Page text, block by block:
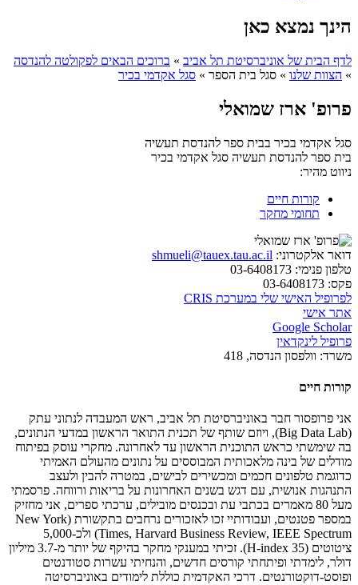
הינך נמצא כאן
לדף הבית של אוניברסיטת תל אביב » ברוכים הבאים לפקולטה להנדסה
» הצוות שלנו » סגל בית הספר » סגל אקדמי בכיר
פרופ' ארז שמואלי
סגל אקדמי בכיר בבית ספר להנדסת תעשיה
בית ספר להנדסת תעשיה סגל אקדמי בכיר
ניווט מהיר:
קורות חיים
תחומי מחקר
דואר אלקטרוני: shmueli@tauex.tau.ac.il
טלפון פנימי:
פקס:
לפרופיל האישי שלי במערכת CRIS
אתר אישי
Google Scholar
פרופיל לינקדאין
משרד: וולפסון הנדסה, 418
קורות חיים
אני פרופסור חבר באוניברסיטת תל אביב, ראש המעבדה לנתוני עתק
(Big Data Lab), ויוזם שותף של תכנית התואר הראשון במדעי הנתונים,
בה שימשתי כראש התוכנית הראשון עד לאחרונה. מחקרי עוסק בפיתוח
מודלים של בינה מלאכותית המבוססים על נתונים מהעולם האמיתי
כדוגמת טלפונים חכמים ומכשירים לבישים, במטרה להבין ולעצב
התנהגות אנושית, עם דגש בשנים האחרונות על בריאות ורווחה. פרסמתי
מעל 80 מאמרים בכתבי עת ובכנסים מובילים, ערכתי ספרים, אני מחזיק
במספר פטנטים, ועבודותיי זכו לאזכורים נרחבים בתקשורת (New York
Times, Harvard Business Review, IEEE Spectrum) ולכ-5,000
ציטוטים (H-index 35). זכיתי במענקי מחקר בהיקף של יותר מ-3.7 מיליון
דולר, לימדתי ופיתחתי קורסים חדשים, והנחיתי עשרות סטודנטים
ופוסט-דוקטורנטים. דרכי האקדמית כוללת לימודים באוניברסיטה